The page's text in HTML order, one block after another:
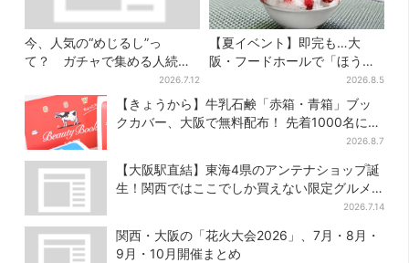
今、人気の“めじるし”っ
て？ ガチャで集める人続
出…収集家とメーカーに聞い
たヒットの背景
2026.7.12
【夏イベント】即完も…大
阪・フードホールで「ほうせ
き箱」の“限定かき氷”が復
活！一夜限りの盆踊りも
2026.8.5
【きょうから】牛乳石鹸「赤箱・青箱」ブッ
クカバー、大阪で無料配布！ 先着1000名に
2026.8.7
【大阪駅直結】東海4県のアンテナショップ誕
生！関西ではここでしか買えない限定グルメ
2026.7.14
関西・大阪の「花火大会2026」、7月・8月・
9月・10月開催まとめ